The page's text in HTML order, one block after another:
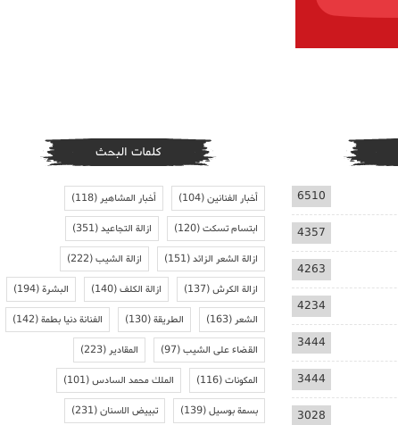
6510
4357
4263
4234
3444
3444
3028
كلمات البحث
أخبار الفنانين(104) أخبار المشاهير(118)
ابتسام تسكت(120) ازالة التجاعيد(351)
ازالة الشعر الزائد(151) ازالة الشيب(222)
ازالة الكرش(137) ازالة الكلف(140) البشرة(194)
الشعر(163) الطريقة(130) الفنانة دنيا بطمة(142)
القضاء على الشيب(97) المقادير(223)
المكونات(116) الملك محمد السادس(101)
بسمة بوسيل(139) تبييض الاسنان(231)